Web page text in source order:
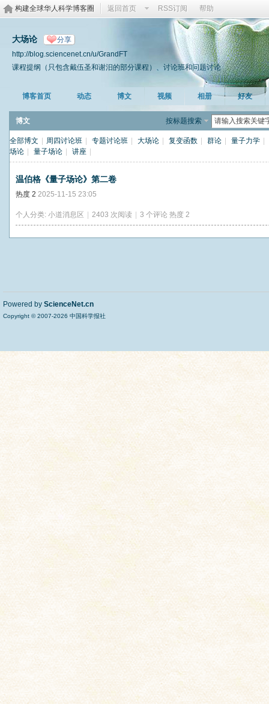
构建全球华人科学博客圈 返回首页 RSS订阅 帮助
大场论 分享
http://blog.sciencenet.cn/u/GrandFT
课程提纲（只包含戴伍圣和谢汨的部分课程）、讨论班和问题讨论
博客首页 动态 博文 视频 相册 好友
博文 按标题搜索
全部博文 周四讨论班 专题讨论班 大场论 复变函数 群论 量子力学
场论
量子场论 讲座
温伯格《量子场论》第二卷
热度 2 2025-11-15 23:05
个人分类: 小道消息区 2403 次阅读 3 个评论 热度 2
Powered by ScienceNet.cn
Copyright © 2007-2026 中国科学报社